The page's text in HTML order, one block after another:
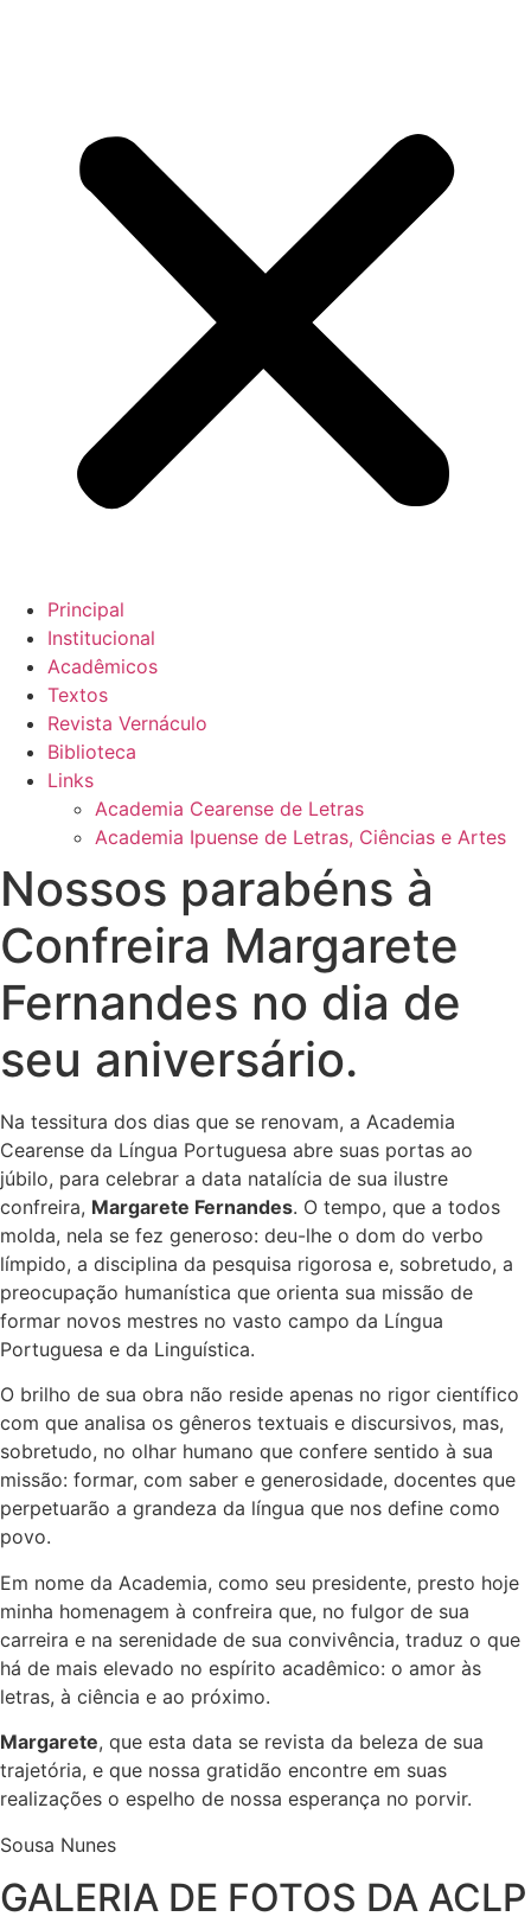
Principal
Institucional
Acadêmicos
Textos
Revista Vernáculo
Biblioteca
Links
Academia Cearense de Letras
Academia Ipuense de Letras, Ciências e Artes
Nossos parabéns à
Confreira Margarete
Fernandes no dia de
seu aniversário.
Na tessitura dos dias que se renovam, a Academia
Cearense da Língua Portuguesa abre suas portas ao
júbilo, para celebrar a data natalícia de sua ilustre
confreira, Margarete Fernandes. O tempo, que a todos
molda, nela se fez generoso: deu-lhe o dom do verbo
límpido, a disciplina da pesquisa rigorosa e, sobretudo, a
preocupação humanística que orienta sua missão de
formar novos mestres no vasto campo da Língua
Portuguesa e da Linguística.
O brilho de sua obra não reside apenas no rigor científico
com que analisa os gêneros textuais e discursivos, mas,
sobretudo, no olhar humano que confere sentido à sua
missão: formar, com saber e generosidade, docentes que
perpetuarão a grandeza da língua que nos define como
povo.
Em nome da Academia, como seu presidente, presto hoje
minha homenagem à confreira que, no fulgor de sua
carreira e na serenidade de sua convivência, traduz o que
há de mais elevado no espírito acadêmico: o amor às
letras, à ciência e ao próximo.
Margarete, que esta data se revista da beleza de sua
trajetória, e que nossa gratidão encontre em suas
realizações o espelho de nossa esperança no porvir.
Sousa Nunes
GALERIA DE FOTOS DA ACLP